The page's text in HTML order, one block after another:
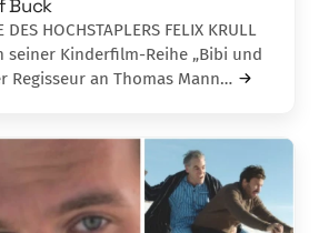
Buck
DES HOCHSTAPLERS FELIX KRULL
seiner Kinderfilm-Reihe „Bibi und
Regisseur an Thomas Mann…